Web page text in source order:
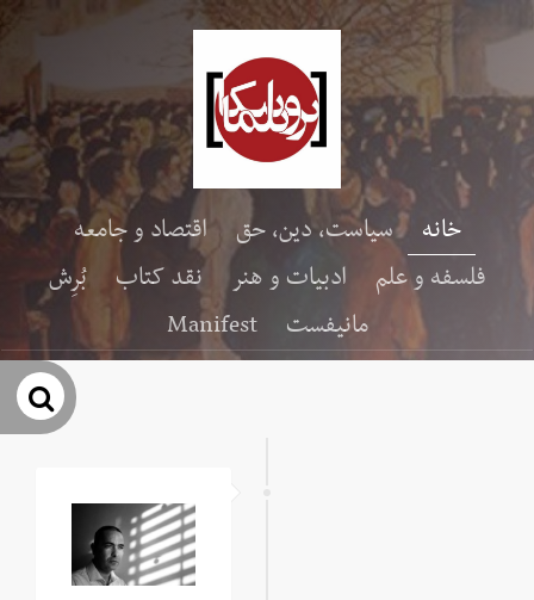
خانه سیاست، دین، حق
اقتصاد و جامعه
فلسفه و علم
ادبیات و هنر نقد کتاب
بُرِش
مانیفست
Manifest